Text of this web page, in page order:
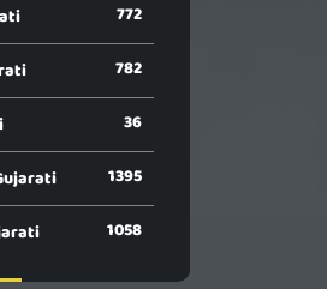
772
782
36
1395
1058